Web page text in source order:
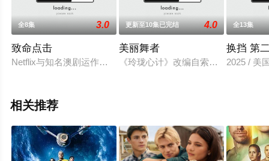
全8集 3.0
致命点击
Netflix与知名澳剧运作人Tony Ayres(《一记耳光》《阴差阳错》
更新至10集已完结 4.0
美丽舞者
《玲珑心计》改编自索娜·沙赖波特
全13集
换挡 第
2025 / 美
相关推荐